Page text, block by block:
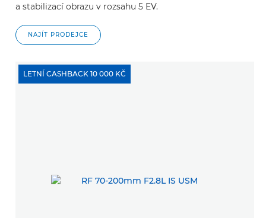
a stabilizací obrazu v rozsahu 5 EV.
NAJÍT PRODEJCE
LETNÍ CASHBACK 10 000 KČ